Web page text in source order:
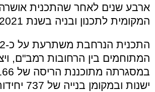
ארבע שנים לאחר שהתכנית
המקומית לתכנון ובניה בשנת 2021.
המתוחמים בין הרחובות רמב"ם,
ישנות